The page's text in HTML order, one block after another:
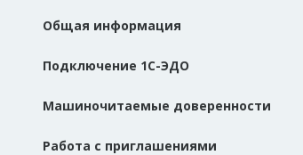
Общая информация
Подключение 1С-ЭДО
Машиночитаемые доверенности
Работа с приглашениями